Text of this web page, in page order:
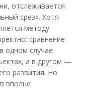
отслеживается
срез». Хотя
методу
сравнение
одном случае
а в другом —
развития. Но
вполне